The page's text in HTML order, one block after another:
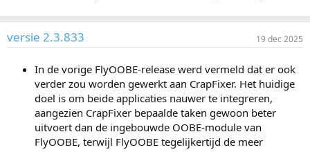
versie 2.3.833 19 dec 2025
In de vorige FlyOOBE-release werd vermeld dat er ook
verder zou worden gewerkt aan CrapFixer. Het huidige
doel is om beide applicaties nauwer te integreren,
aangezien CrapFixer bepaalde taken gewoon beter
uitvoert dan de ingebouwde OOBE-module van
FlyOOBE, terwijl FlyOOBE tegelijkertijd de meer